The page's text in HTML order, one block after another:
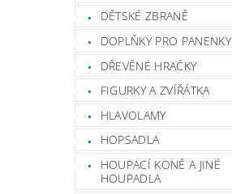
DĚTSKÉ ZBRANĚ
DOPLŇKY PRO PANENKY
DŘEVĚNÉ HRAČKY
FIGURKY A ZVÍŘÁTKA
HLAVOLAMY
HOPSADLA
HOUPACÍ KONĚ A JINÉ
HOUPADLA